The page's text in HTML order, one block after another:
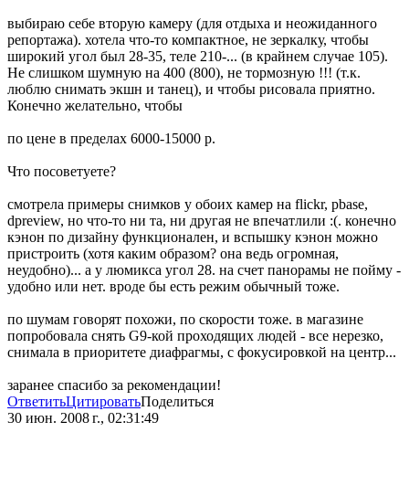
выбираю себе вторую камеру (для отдыха и неожиданного
репортажа). хотела что-то компактное, не зеркалку, чтобы
широкий угол был 28-35, теле 210-... (в крайнем случае 105).
Не слишком шумную на 400 (800), не тормозную !!! (т.к.
люблю снимать экшн и танец), и чтобы рисовала приятно.
Конечно желательно, чтобы
по цене в пределах 6000-15000 р.
Что посоветуете?
смотрела примеры снимков у обоих камер на flickr, pbase,
dpreview, но что-то ни та, ни другая не впечатлили :(. конечно
кэнон по дизайну функционален, и вспышку кэнон можно
пристроить (хотя каким образом? она ведь огромная,
неудобно)... а у люмикса угол 28. на счет панорамы не пойму -
удобно или нет. вроде бы есть режим обычный тоже.
по шумам говорят похожи, по скорости тоже. в магазине
попробовала снять G9-кой проходящих людей - все нерезко,
снимала в приоритете диафрагмы, с фокусировкой на центр...
заранее спасибо за рекомендации!
ОтветитьЦитироватьПоделиться
30 июн. 2008 г., 02:31:49